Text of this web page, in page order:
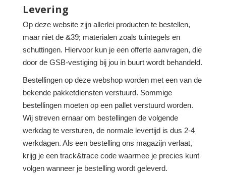
Levering
Op deze website zijn allerlei producten te bestellen,
maar niet de &39; materialen zoals tuintegels en
schuttingen. Hiervoor kun je een offerte aanvragen, die
door de GSB-vestiging bij jou in buurt wordt behandeld.
Bestellingen op deze webshop worden met een van de
bekende pakketdiensten verstuurd. Sommige
bestellingen moeten op een pallet verstuurd worden.
Wij streven ernaar om bestellingen de volgende
werkdag te versturen, de normale levertijd is dus 2-4
werkdagen. Als een bestelling ons magazijn verlaat,
krijg je een track&trace code waarmee je precies kunt
volgen wanneer je bestelling wordt geleverd.